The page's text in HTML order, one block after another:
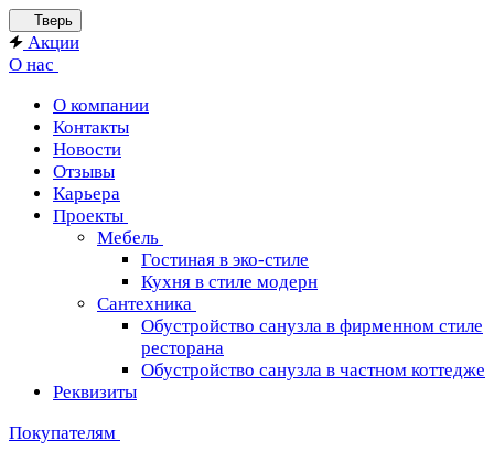
Тверь
Акции
О нас
О компании
Контакты
Новости
Отзывы
Карьера
Проекты
Мебель
Гостиная в эко-стиле
Кухня в стиле модерн
Сантехника
Обустройство санузла в фирменном стиле
ресторана
Обустройство санузла в частном коттедже
Реквизиты
Покупателям